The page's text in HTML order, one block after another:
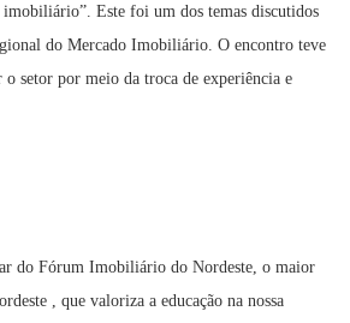
Este foi um dos temas discutidos
do Mercado Imobiliário. O encontro teve
setor por meio da troca de experiência e
do Fórum Imobiliário do Nordeste, o maior
, que valoriza a educação na nossa